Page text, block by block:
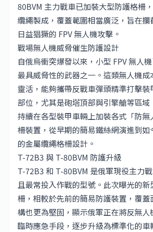
80BVM 主力戰車已加裝大型防護格柵
纜繩製成，覆蓋範圍相當廣泛，旨在攔
日益猖獗的 FPV 無人機攻擊。
戰場無人機威脅催生防護設計
自俄烏衝突爆發以來，小型 FPV 無人
最具威脅性的武器之一。這類無人機
靈活，能夠攜帶反戰車彈頭精準打擊裝
部位，尤其是砲塔頂部與引擎艙等區域
持續在各型裝甲車輛上加裝各式「防
柵裝置，從早期的簡易鐵絲網演進到如
的金屬纜繩格柵設計。
T-72B3 與 T-80BVM 防護升級
T-72B3 和 T-80BVM 是俄軍現役主力
且最常投入作戰的型號。此次曝光的
柵，相較於先前的簡易防護裝置，覆蓋
構也更為堅固，顯示俄軍正在將反無
臨時應急手段，逐步升級為標準化的車